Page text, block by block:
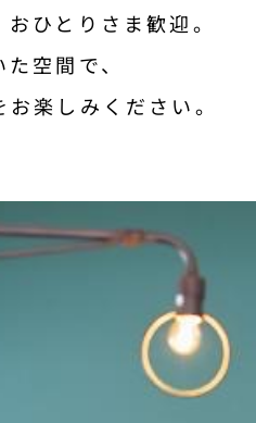
ひとりさま歓迎。
空間で、
楽しみください。